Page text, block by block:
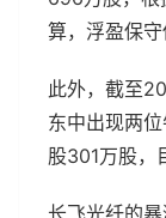
算，浮盈保守
此外，截至
东中出现两
股301万股，
长飞光纤的